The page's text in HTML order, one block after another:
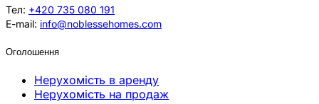
Тел: +420 735 080 191
E-mail: info@noblessehomes.com
Оголошення
Нерухомість в аренду
Нерухомість на продаж